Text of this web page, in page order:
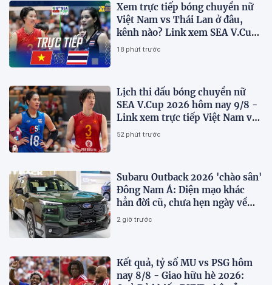
Xem trực tiếp bóng chuyền nữ
Việt Nam vs Thái Lan ở đâu,
kênh nào? Link xem SEA V.Cup
2026 mới nhất
18 phút trước
Lịch thi đấu bóng chuyền nữ
SEA V.Cup 2026 hôm nay 9/8 -
Link xem trực tiếp Việt Nam vs
Thái Lan
52 phút trước
Subaru Outback 2026 'chào sân'
Đông Nam Á: Diện mạo khác
hẳn đời cũ, chưa hẹn ngày về
Việt Nam
2 giờ trước
Kết quả, tỷ số MU vs PSG hôm
nay 8/8 - Giao hữu hè 2026: